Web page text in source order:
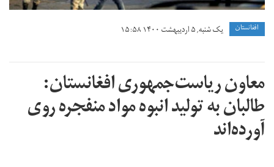
افغانستان یک شنبه, ۵ اردیبهشت ۱۴۰۰ ۱۵:۵۸
معاون ریاست‌جمهوری افغانستان:
طالبان به تولید انبوه مواد منفجره روی
آورده‌اند